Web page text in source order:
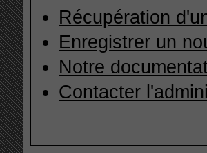
Récupération
Enregistrer un
Notre
Contacter